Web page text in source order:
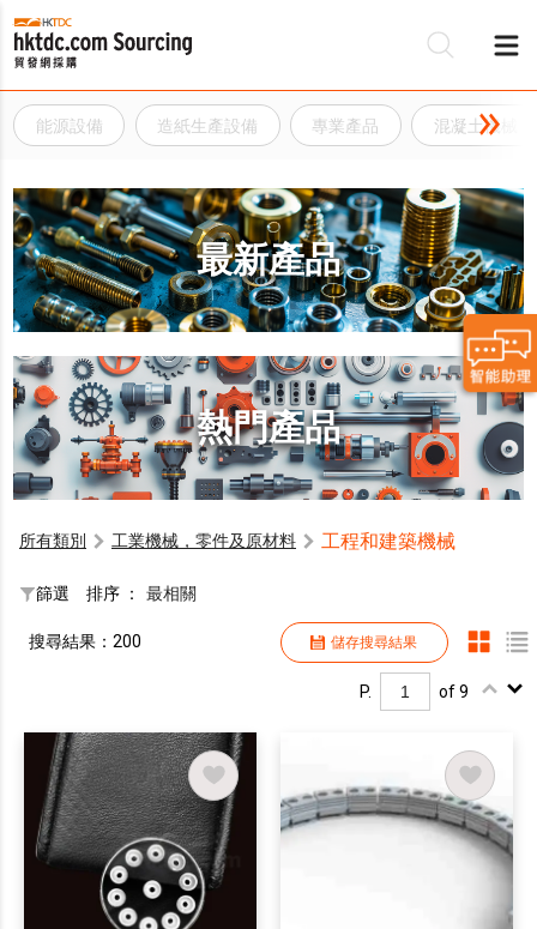
能源設備 造紙生產設備 專業產品 混凝土機械
最新產品
熱門產品
所有類別 工業機械，零件及原材料 工程和建築機械
篩選 排序 ： 最相關
儲存搜尋結果
搜尋結果：200
P. of 9